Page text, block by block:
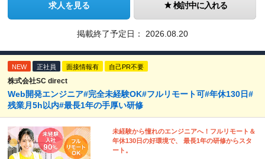
求人を見る 検討中に入れる
掲載終了予定日： 2026.08.20
NEW 正社員 面接情報有 自己PR不要
株式会社SC direct
Web開発エンジニア#完全未経験OK#フルリモート可#年休130日#
残業月5h以内#最長1年の手厚い研修
未経験から憧れのエンジニアへ！フルリモート＆
年休130日の好環境で、 最長1年の研修からスタ
ート。